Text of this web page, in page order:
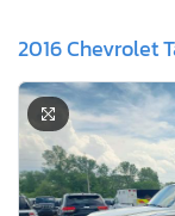
2016 Chevrolet